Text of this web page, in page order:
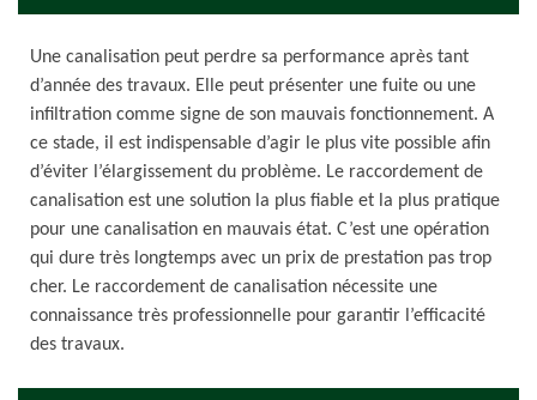
Une canalisation peut perdre sa performance après tant
d’année des travaux. Elle peut présenter une fuite ou une
infiltration comme signe de son mauvais fonctionnement. A
ce stade, il est indispensable d’agir le plus vite possible afin
d’éviter l’élargissement du problème. Le raccordement de
canalisation est une solution la plus fiable et la plus pratique
pour une canalisation en mauvais état. C’est une opération
qui dure très longtemps avec un prix de prestation pas trop
cher. Le raccordement de canalisation nécessite une
connaissance très professionnelle pour garantir l’efficacité
des travaux.